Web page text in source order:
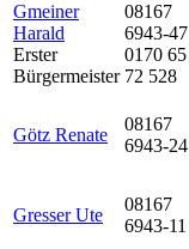
Gmeiner
Harald
Erster
Bürgermeister
08167
6943-47
0170 65
72 528
Götz Renate
08167
6943-24
Gresser Ute
08167
6943-11